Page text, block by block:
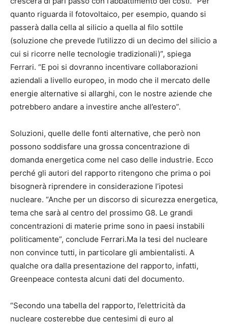
quanto riguarda il fotovoltaico, per esempio, quando si
passerà dalla cella al silicio a quella al filo sottile
(soluzione che prevede l’utilizzo di un decimo del silicio a
cui si ricorre nelle tecnologie tradizionali)”, spiega
Ferrari. “E poi si dovranno incentivare collaborazioni
aziendali a livello europeo, in modo che il mercato delle
energie alternative si allarghi, con le nostre aziende che
potrebbero andare a investire anche all’estero”.
Soluzioni, quelle delle fonti alternative, che però non
possono soddisfare una grossa concentrazione di
domanda energetica come nel caso delle industrie. Ecco
perché gli autori del rapporto ritengono che prima o poi
bisognerà riprendere in considerazione l’ipotesi
nucleare. “Anche per un discorso di sicurezza energetica,
tema che sarà al centro del prossimo G8. Le grandi
concentrazioni di materie prime sono in paesi instabili
politicamente”, conclude Ferrari.Ma la tesi del nucleare
non convince tutti, in particolare gli ambientalisti. A
qualche ora dalla presentazione del rapporto, infatti,
Greenpeace contesta alcuni dati del documento.
“Secondo una tabella del rapporto, l’elettricità da
nucleare costerebbe due centesimi di euro al